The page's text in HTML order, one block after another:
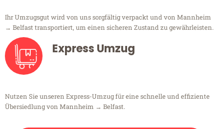
Ihr Umzugsgut wird von uns sorgfältig verpackt und von Mannheim
→ Belfast transportiert, um einen sicheren Zustand zu gewährleisten.
Express Umzug
Nutzen Sie unseren Express-Umzug für eine schnelle und effiziente
Übersiedlung von Mannheim → Belfast.